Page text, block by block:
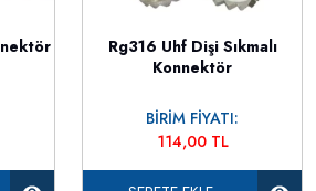
Rg316 Uhf Dişi Sıkmalı
Konnektör
BİRİM FİYATI:
114,00 TL